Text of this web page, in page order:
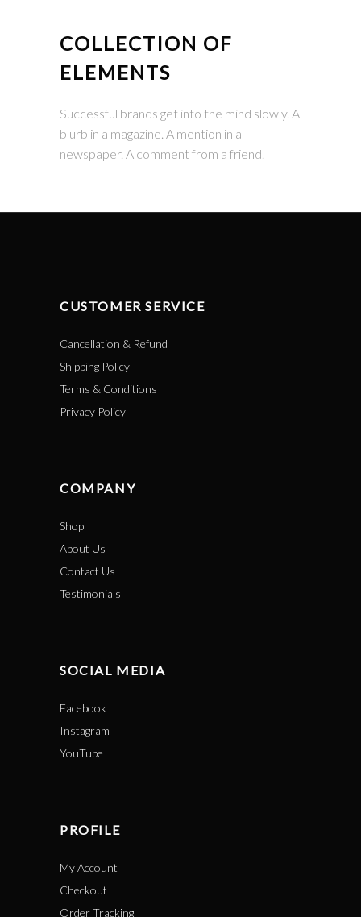
COLLECTION OF
ELEMENTS
Successful brands get into the mind slowly. A
blurb in a magazine. A mention in a
newspaper. A comment from a friend.
CUSTOMER SERVICE
Cancellation & Refund
Shipping Policy
Terms & Conditions
Privacy Policy
COMPANY
Shop
About Us
Contact Us
Testimonials
SOCIAL MEDIA
Facebook
Instagram
YouTube
PROFILE
My Account
Checkout
Order Tracking